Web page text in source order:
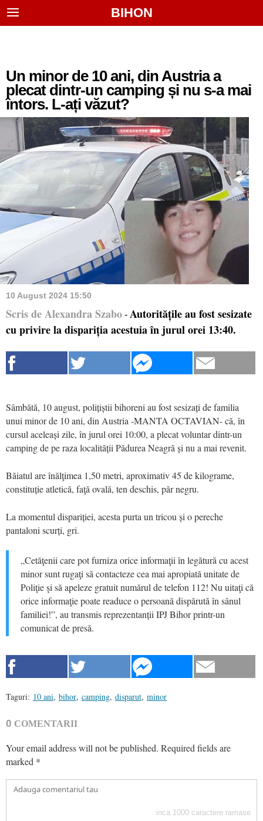
BIHON
Un minor de 10 ani, din Austria a
plecat dintr-un camping și nu s-a mai
întors. L-ați văzut?
10 August 2024 15:50
Scris de Alexandra Szabo - Autoritățile au fost sesizate
cu privire la dispariția acestuia în jurul orei 13:40.
Sâmbătă, 10 august, polițiștii bihoreni au fost sesizați de familia
unui minor de 10 ani, din Austria -MANTA OCTAVIAN- că, în
cursul aceleași zile, în jurul orei 10:00, a plecat voluntar dintr-un
camping de pe raza localității Pădurea Neagră și nu a mai revenit.
Băiatul are înălţimea 1,50 metri, aproximativ 45 de kilograme,
constituție atletică, faţă ovală, ten deschis, păr negru.
La momentul dispariției, acesta purta un tricou și o pereche
pantaloni scurți, gri.
„Cetăţenii care pot furniza orice informaţii în legătură cu acest
minor sunt rugaţi să contacteze cea mai apropiată unitate de
Poliţie şi să apeleze gratuit numărul de telefon 112! Nu uitaţi că
orice informaţie poate readuce o persoană dispărută în sânul
familiei!”, au transmis reprezentanții IPJ Bihor printr-un
comunicat de presă.
Taguri: 10 ani, bihor, camping, disparut, minor
0 COMENTARII
Your email address will not be published. Required fields are
marked *
inca 1000 caractere ramase